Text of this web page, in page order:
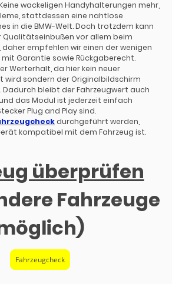
wackeligen Handyhalterungen mehr,
stattdessen eine nahtlose
in die BMW-Welt. Doch trotzdem kann
Qualitätseinbußen vor allem beim
empfehlen wir einen der wenigen
Garantie sowie Rückgaberecht.
Werterhalt, da hier kein neuer
wird sondern der Originalbildschirm
Dadurch bleibt der Fahrzeugwert auch
das Modul ist jederzeit einfach
Plug and Play sind.
durchgeführt werden,
kompatibel mit dem Fahrzeug ist.
überprüfen
Fahrzeuge
Fahrzeugcheck